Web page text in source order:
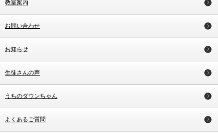
教室案内
お問い合わせ
お知らせ
生徒さんの声
うちのダウンちゃん
よくあるご質問